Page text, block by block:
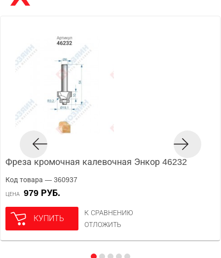
Фреза кромочная калевочная Энкор 46232
Код товара — 360937
ЦЕНА 979 РУБ.
КУПИТЬ
К СРАВНЕНИЮ
ОТЛОЖИТЬ